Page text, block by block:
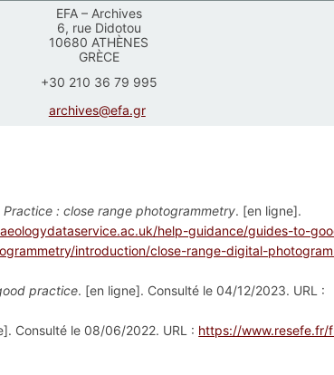
EFA – Archives
6, rue Didotou
10680 ATHÈNES
GRÈCE
+30 210 36 79 995
archives@efa.gr
Practice : close range photogrammetry. [en ligne].
help-guidance/guides-to-
introduction/close-range-digital-
practice. [en ligne]. Consulté le 04/12/2023. URL :
Consulté le 08/06/2022. URL : https://www.resefe.fr/